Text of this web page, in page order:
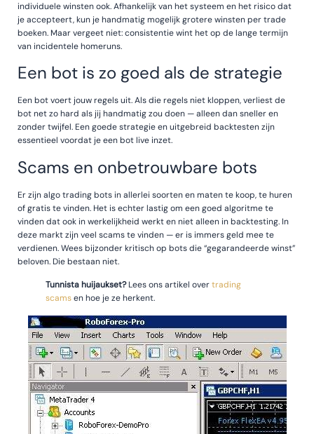
individuele winsten ook. Afhankelijk van het systeem en het risico dat
je accepteert, kun je handmatig mogelijk grotere winsten per trade
boeken. Maar vergeet niet: consistentie wint het op de lange termijn
van incidentele homeruns.
Een bot is zo goed als de strategie
Een bot voert jouw regels uit. Als die regels niet kloppen, verliest de
bot net zo hard als jij handmatig zou doen — alleen dan sneller en
zonder twijfel. Een goede strategie en uitgebreid backtesten zijn
essentieel voordat je een bot live inzet.
Scams en onbetrouwbare bots
Er zijn algo trading bots in allerlei soorten en maten te koop, te huren
of gratis te vinden. Het is echter lastig om een goed algoritme te
vinden dat ook in werkelijkheid werkt en niet alleen in backtesting. In
deze markt zijn veel scams te vinden — er is immers geld mee te
verdienen. Wees bijzonder kritisch op bots die “gegarandeerde winst”
beloven. Die bestaan niet.
Tunnista huijaukset?Lees ons artikel overtrading
scamsen hoe je ze herkent.